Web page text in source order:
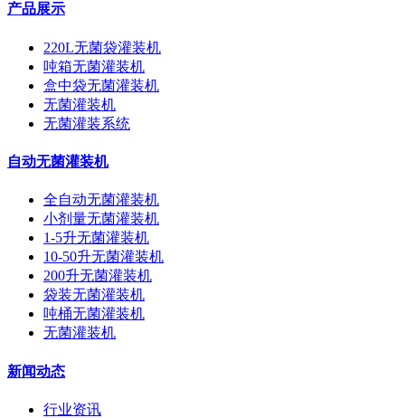
产品展示
220L无菌袋灌装机
吨箱无菌灌装机
盒中袋无菌灌装机
无菌灌装机
无菌灌装系统
自动无菌灌装机
全自动无菌灌装机
小剂量无菌灌装机
1-5升无菌灌装机
10-50升无菌灌装机
200升无菌灌装机
袋装无菌灌装机
吨桶无菌灌装机
无菌灌装机
新闻动态
行业资讯